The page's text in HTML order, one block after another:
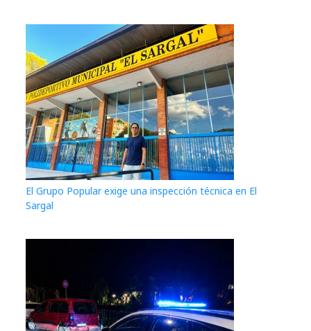
El Grupo Popular exige una inspección técnica en El
Sargal